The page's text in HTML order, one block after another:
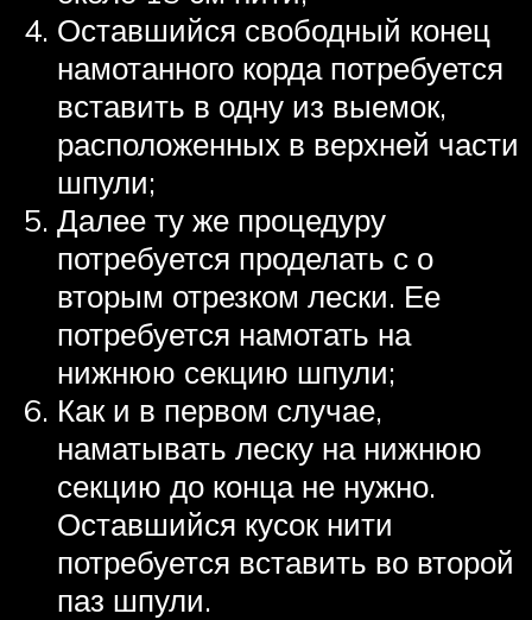
Оставшийся свободный конец
намотанного корда потребуется
вставить в одну из выемок,
расположенных в верхней части
шпули;
Далее ту же процедуру
потребуется проделать с о
вторым отрезком лески. Ее
потребуется намотать на
нижнюю секцию шпули;
Как и в первом случае,
наматывать леску на нижнюю
секцию до конца не нужно.
Оставшийся кусок нити
потребуется вставить во второй
паз шпули.